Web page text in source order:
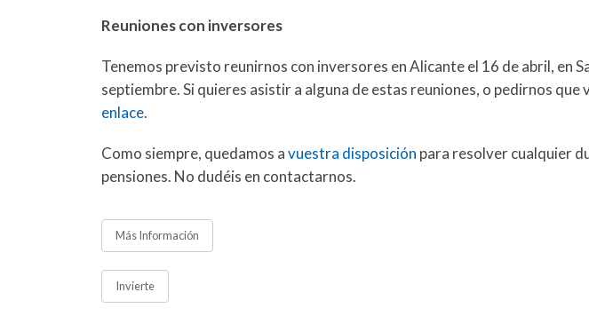
Reuniones con inversores
Tenemos previsto reunirnos con inversores en Alicante el 16 de abril, en
septiembre. Si quieres asistir a alguna de estas reuniones, o pedirnos
enlace.
Como siempre, quedamos avuestra disposición para resolver cualquier
pensiones. No dudéis en contactarnos.
Más Información
Invierte